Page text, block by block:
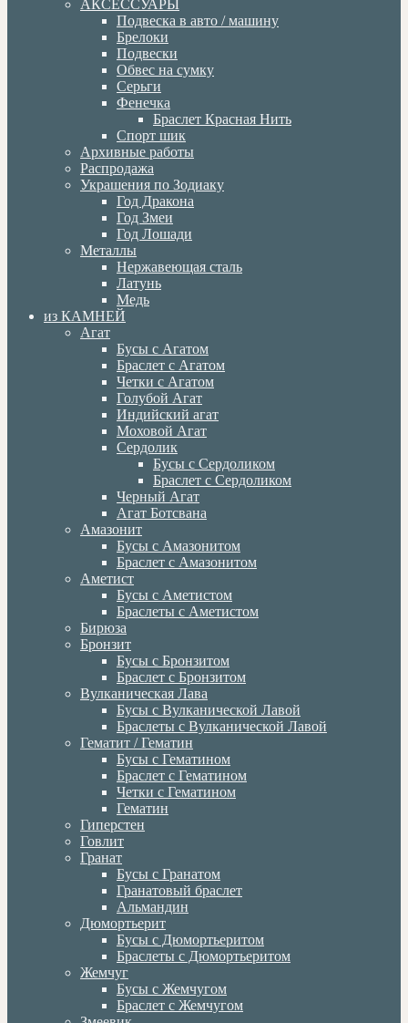
АКСЕССУАРЫ
Подвеска в авто / машину
Брелоки
Подвески
Обвес на сумку
Серьги
Фенечка
Браслет Красная Нить
Спорт шик
Архивные работы
Распродажа
Украшения по Зодиаку
Год Дракона
Год Змеи
Год Лошади
Металлы
Нержавеющая сталь
Латунь
Медь
из КАМНЕЙ
Агат
Бусы с Агатом
Браслет с Агатом
Четки с Агатом
Голубой Агат
Индийский агат
Моховой Агат
Сердолик
Бусы с Сердоликом
Браслет с Сердоликом
Черный Агат
Агат Ботсвана
Амазонит
Бусы с Амазонитом
Браслет с Амазонитом
Аметист
Бусы с Аметистом
Браслеты с Аметистом
Бирюза
Бронзит
Бусы с Бронзитом
Браслет с Бронзитом
Вулканическая Лава
Бусы с Вулканической Лавой
Браслеты с Вулканической Лавой
Гематит / Гематин
Бусы с Гематином
Браслет с Гематином
Четки с Гематином
Гематин
Гиперстен
Говлит
Гранат
Бусы с Гранатом
Гранатовый браслет
Альмандин
Дюмортьерит
Бусы с Дюмортьеритом
Браслеты с Дюмортьеритом
Жемчуг
Бусы с Жемчугом
Браслет с Жемчугом